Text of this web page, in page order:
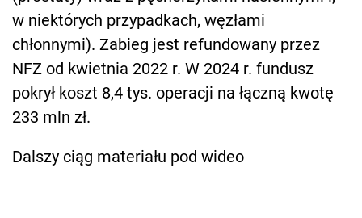
w niektórych przypadkach, węzłami
chłonnymi). Zabieg jest refundowany przez
NFZ od kwietnia 2022 r. W 2024 r. fundusz
pokrył koszt 8,4 tys. operacji na łączną kwotę
233 mln zł.
Dalszy ciąg materiału pod wideo